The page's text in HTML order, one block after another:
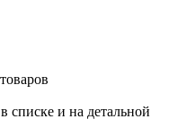
списке и на детальной